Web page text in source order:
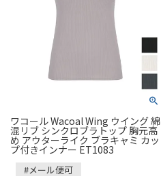
ワコール Wacoal Wing ウイング 綿
混リブ シンクロブラトップ 胸元高
め アウターライク ブラキャミ カッ
プ付きインナー ET1083
#メール便可